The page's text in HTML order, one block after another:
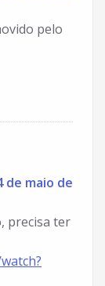
pelo
de maio de
precisa ter